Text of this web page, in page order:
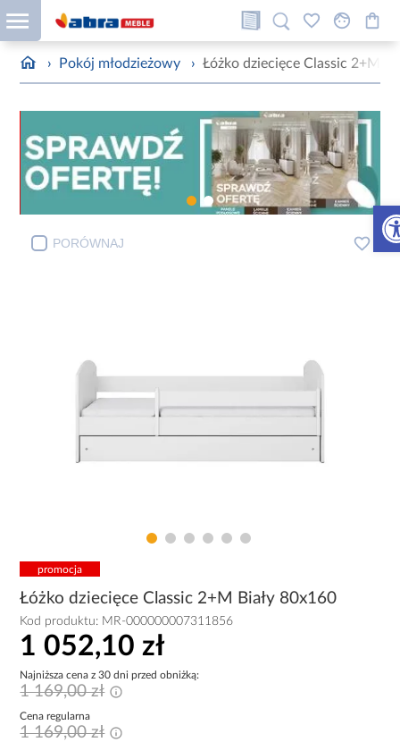
› Pokój młodzieżowy › Łóżko dziecięce Classic 2+M
PORÓWNAJ
promocja
Łóżko dziecięce Classic 2+M Biały 80x160
Kod produktu: MR-000000007311856
1 052,10 zł
Najniższa cena z 30 dni przed obniżką:
1 169,00 zł
Cena regularna
1 169,00 zł